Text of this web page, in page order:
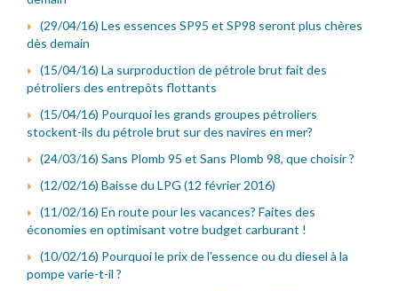
(29/04/16) Les essences SP95 et SP98 seront plus chères
dès demain
(15/04/16) La surproduction de pétrole brut fait des
pétroliers des entrepôts flottants
(15/04/16) Pourquoi les grands groupes pétroliers
stockent-ils du pétrole brut sur des navires en mer?
(24/03/16) Sans Plomb 95 et Sans Plomb 98, que choisir ?
(12/02/16) Baisse du LPG (12 février 2016)
(11/02/16) En route pour les vacances? Faites des
économies en optimisant votre budget carburant !
(10/02/16) Pourquoi le prix de l'essence ou du diesel à la
pompe varie-t-il ?